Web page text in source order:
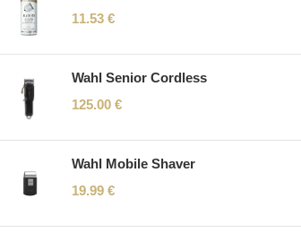
11.53 €
Wahl Senior Cordless
125.00 €
Wahl Mobile Shaver
19.99 €